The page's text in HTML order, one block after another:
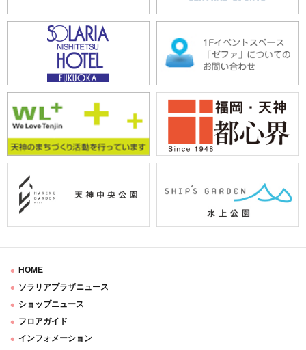
HOME
ソラリアプラザニュース
ショップニュース
フロアガイド
インフォメーション